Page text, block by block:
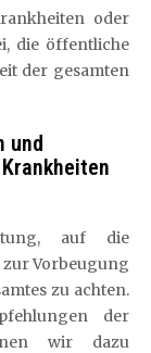
oder
die öffentliche
der gesamten
und
auf die
Vorbeugung
zu achten.
der
wir dazu